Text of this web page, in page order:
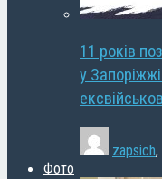
11 років
у
zapsich,
Фото